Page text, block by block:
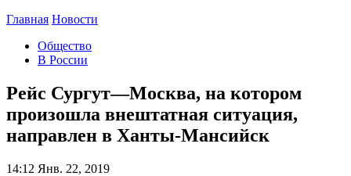
Главная Новости
Общество
В России
Рейс Сургут—Москва, на котором
произошла внештатная ситуация,
направлен в Ханты-Мансийск
14:12 Янв. 22, 2019